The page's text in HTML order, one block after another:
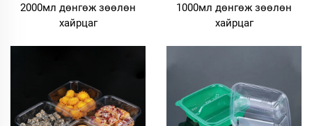
2000мл дөнгөж зөөлөн
хайрцаг
1000мл дөнгөж зөөлөн
хайрцаг